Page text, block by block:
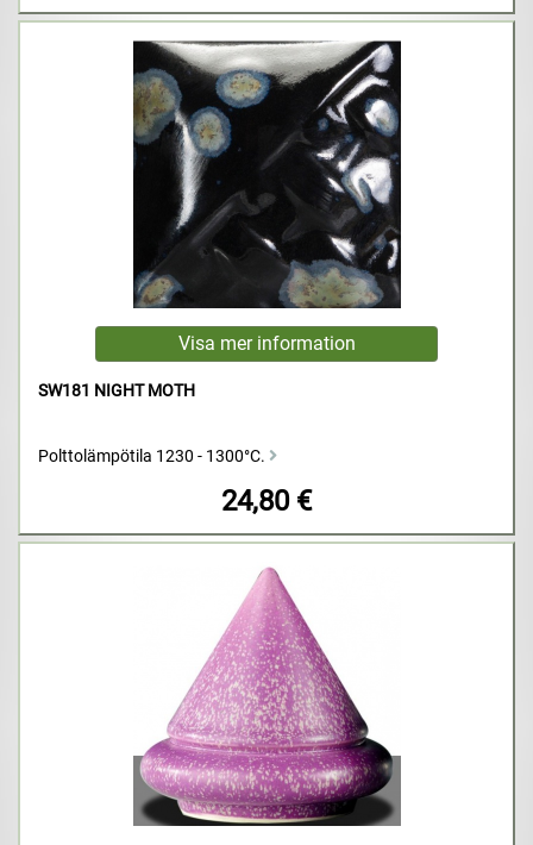
SW181 NIGHT MOTH
Polttolämpötila 1230 - 1300°C.
24,80 €